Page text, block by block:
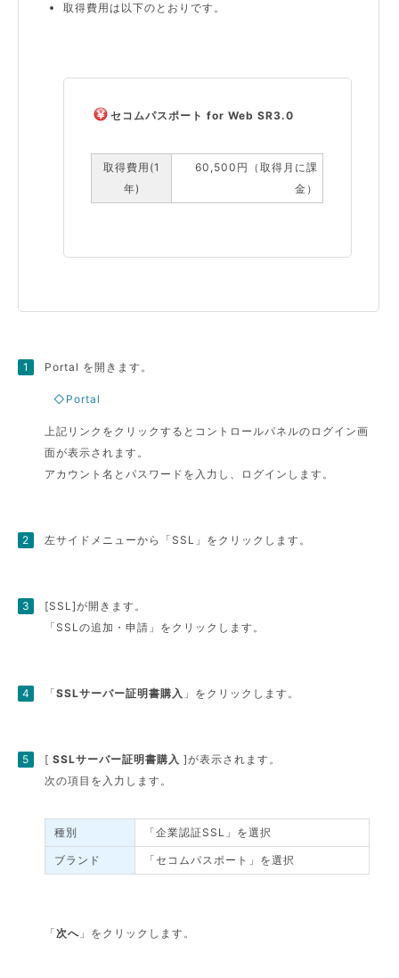
取得費用は以下のとおりです。
セコムパスポート for Web SR3.0
取得費用(1
年)
60,500円（取得月に課
金）
Portal を開きます。
◇Portal
上記リンクをクリックするとコントロールパネルのログイン画
面が表示されます。
アカウント名とパスワードを入力し、ログインします。
左サイドメニューから「SSL」をクリックします。
[SSL]が開きます。
「SSLの追加・申請」をクリックします。
「SSLサーバー証明書購入 」をクリックします。
[SSLサーバー証明書購入 ]が表示されます。
次の項目を入力します。
種別 「企業認証SSL」を選択
ブランド 「セコムパスポート」を選択
「次へ 」をクリックします。